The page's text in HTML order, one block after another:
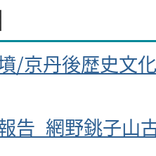
/京丹後歴史文
告_網野銚子山